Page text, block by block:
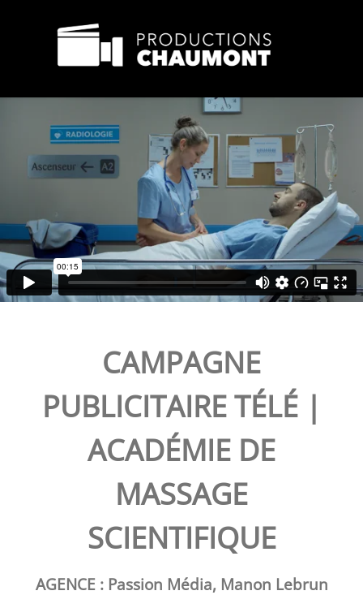
CAMPAGNE
PUBLICITAIRE TÉLÉ |
ACADÉMIE DE
MASSAGE
SCIENTIFIQUE
AGENCE : Passion Média, Manon Lebrun